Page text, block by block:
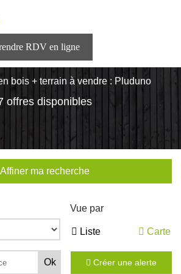
bois + terrain à vendre : Pluduno
offres disponibles
Affiner ma recherche
Vue par
Liste Carte
Créer une alerte